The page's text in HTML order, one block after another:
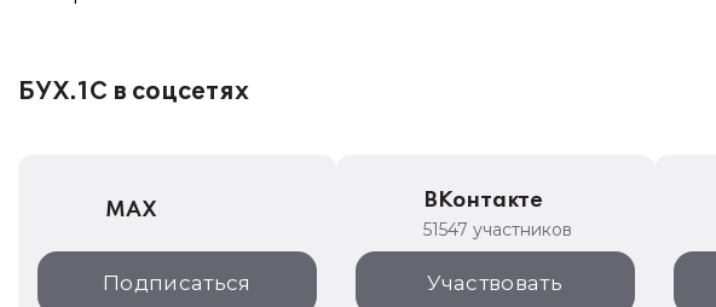
БУХ.1С в соцсетях
MAX
Подписаться
ВКонтакте
51547 участников
Участвовать